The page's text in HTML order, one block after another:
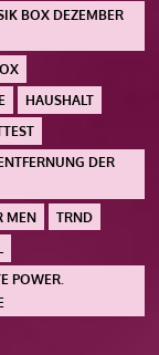
BOX DEZEMBER
HAUSHALT
DER
MEN
TRND
POWER.